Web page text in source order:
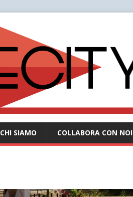
CHI SIAMO COLLABORA CON NOI